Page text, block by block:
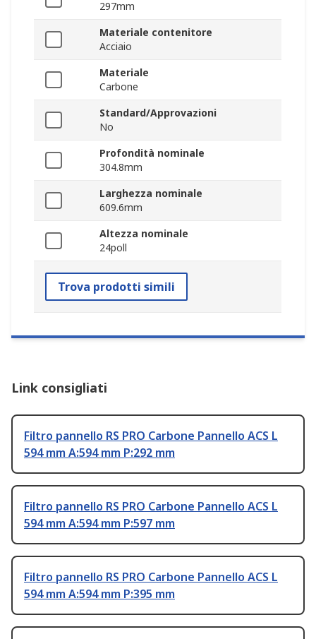
297mm
Materiale contenitore
Acciaio
Materiale
Carbone
Standard/Approvazioni
No
Profondità nominale
304.8mm
Larghezza nominale
609.6mm
Altezza nominale
24poll
Trova prodotti simili
Link consigliati
Filtro pannello RS PRO Carbone Pannello ACS L
594 mm A:594 mm P:292 mm
Filtro pannello RS PRO Carbone Pannello ACS L
594 mm A:594 mm P:597 mm
Filtro pannello RS PRO Carbone Pannello ACS L
594 mm A:594 mm P:395 mm